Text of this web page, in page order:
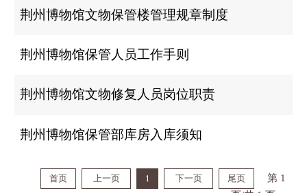
荆州博物馆文物保管楼管理规章制度
荆州博物馆保管人员工作手则
荆州博物馆文物修复人员岗位职责
荆州博物馆保管部库房入库须知
首页 上一页 1 下一页 尾页
第 1